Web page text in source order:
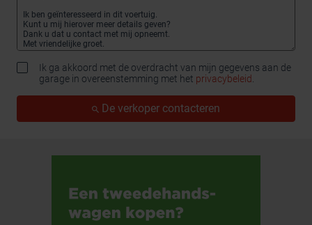
Ik ga akkoord met de overdracht van mijn gegevens aan de
garage in overeenstemming met het privacybeleid.
De verkoper contacteren